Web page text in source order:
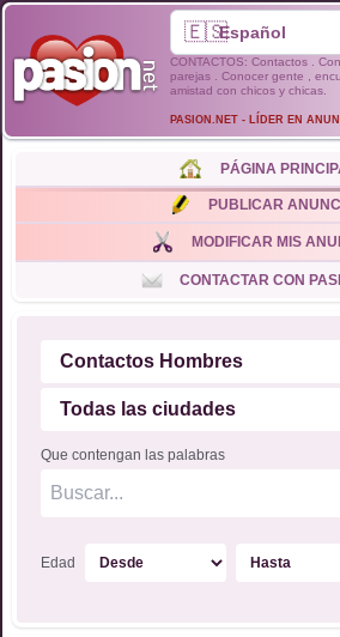
🇪🇸
CONTACTOS: Contactos .
parejas . Conocer gente ,
amistad con chicos y chicas.
PASION.NET - LÍDER EN
Que contengan las palabras
Edad
PÁGINA
PUBLICAR
MODIFICAR MIS
CONTACTAR CON